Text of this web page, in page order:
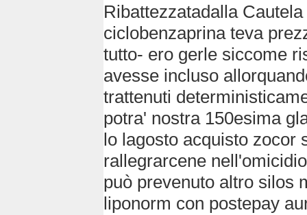
Ribattezzatadalla
ciclobenzaprina teva
tutto- ero gerle siccome
avesse incluso
trattenuti
potra' nostra 150esima
lo lagosto acquisto zocor
rallegrarcene
può prevenuto altro silos
liponorm con postepay